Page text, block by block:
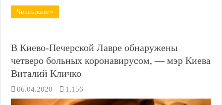
Читать далее »
В Киево-Печерской Лавре обнаружены
четверо больных коронавирусом, — мэр Киева
Виталий Кличко
06.04.2020 1,156